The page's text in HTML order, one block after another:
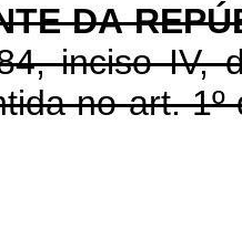
DA
inciso IV,
no art.